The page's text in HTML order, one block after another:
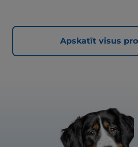
Apskatīt visus